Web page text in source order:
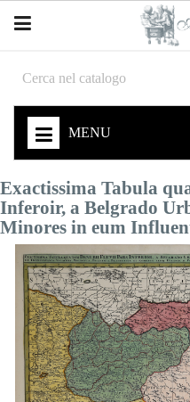
MENU
Exactissima Tabula
Inferoir, a Belgrado
Minores in eum